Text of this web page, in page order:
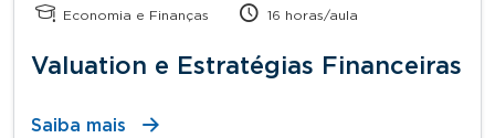
Economia e Finanças 16 horas/aula
Valuation e Estratégias Financeiras
Saiba mais